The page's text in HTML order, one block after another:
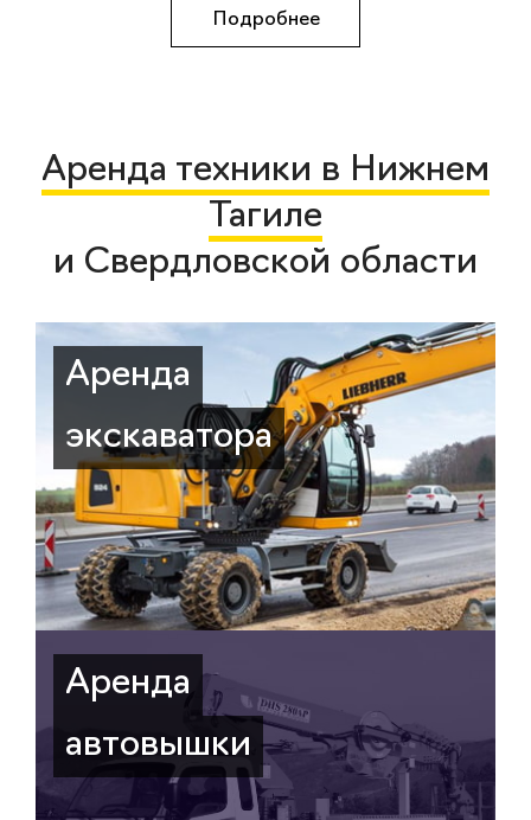
Подробнее
Аренда техники в Нижнем
Тагиле
и Свердловской области
Аренда
экскаватора
Аренда
автовышки